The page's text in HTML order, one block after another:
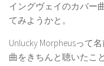
イングヴェイのカバー
てみようかと。
Unlucky Morpheusって
曲をきちんと聴いたこ